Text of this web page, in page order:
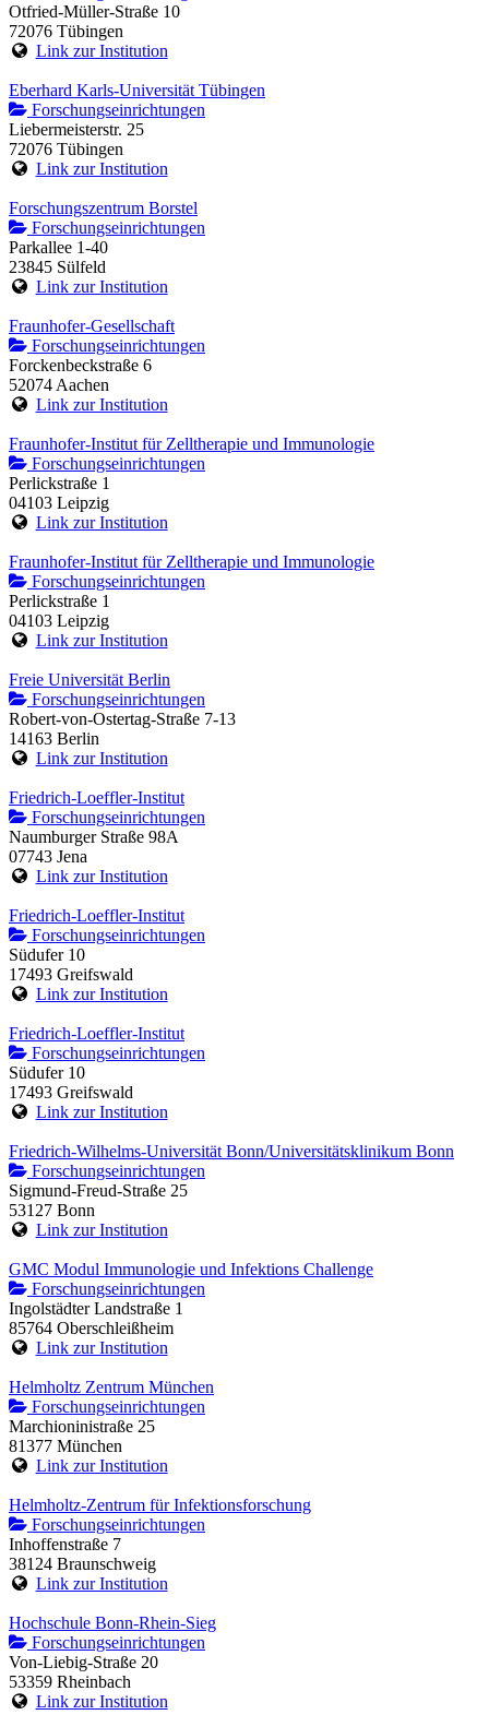
Otfried-Müller-Straße 10
72076 Tübingen
Link zur Institution
Eberhard Karls-Universität Tübingen
Forschungseinrichtungen
Liebermeisterstr. 25
72076 Tübingen
Link zur Institution
Forschungszentrum Borstel
Forschungseinrichtungen
Parkallee 1-40
23845 Sülfeld
Link zur Institution
Fraunhofer-Gesellschaft
Forschungseinrichtungen
Forckenbeckstraße 6
52074 Aachen
Link zur Institution
Fraunhofer-Institut für Zelltherapie und Immunologie
Forschungseinrichtungen
Perlickstraße 1
04103 Leipzig
Link zur Institution
Fraunhofer-Institut für Zelltherapie und Immunologie
Forschungseinrichtungen
Perlickstraße 1
04103 Leipzig
Link zur Institution
Freie Universität Berlin
Forschungseinrichtungen
Robert-von-Ostertag-Straße 7-13
14163 Berlin
Link zur Institution
Friedrich-Loeffler-Institut
Forschungseinrichtungen
Naumburger Straße 98A
07743 Jena
Link zur Institution
Friedrich-Loeffler-Institut
Forschungseinrichtungen
Südufer 10
17493 Greifswald
Link zur Institution
Friedrich-Loeffler-Institut
Forschungseinrichtungen
Südufer 10
17493 Greifswald
Link zur Institution
Friedrich-Wilhelms-Universität Bonn/Universitätsklinikum Bonn
Forschungseinrichtungen
Sigmund-Freud-Straße 25
53127 Bonn
Link zur Institution
GMC Modul Immunologie und Infektions Challenge
Forschungseinrichtungen
Ingolstädter Landstraße 1
85764 Oberschleißheim
Link zur Institution
Helmholtz Zentrum München
Forschungseinrichtungen
Marchioninistraße 25
81377 München
Link zur Institution
Helmholtz-Zentrum für Infektionsforschung
Forschungseinrichtungen
Inhoffenstraße 7
38124 Braunschweig
Link zur Institution
Hochschule Bonn-Rhein-Sieg
Forschungseinrichtungen
Von-Liebig-Straße 20
53359 Rheinbach
Link zur Institution